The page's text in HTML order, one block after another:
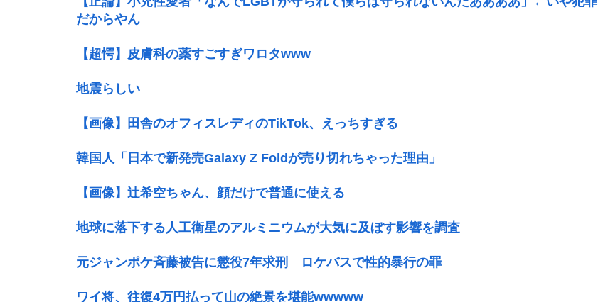
だからやん
【超愕】皮膚科の薬すごすぎワロタwww
地震らしい
【画像】田舎のオフィスレディのTikTok、えっちすぎる
韓国人「日本で新発売Galaxy Z Foldが売り切れちゃった理由」
【画像】辻希空ちゃん、顔だけで普通に使える
地球に落下する人工衛星のアルミニウムが大気に及ぼす影響を調査
元ジャンポケ斉藤被告に懲役7年求刑 ロケバスで性的暴行の罪
ワイ将、往復4万円払って山の絶景を堪能wwwww